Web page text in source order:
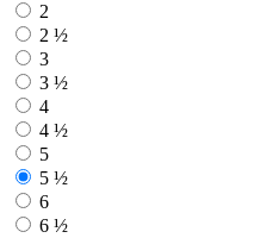
2
2 ½
3
3 ½
4
4 ½
5
5 ½
6
6 ½